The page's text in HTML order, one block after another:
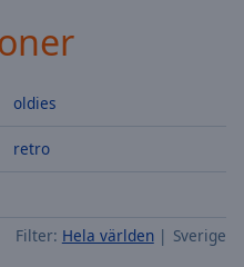
oldies
retro
Filter: Hela världen Sverige